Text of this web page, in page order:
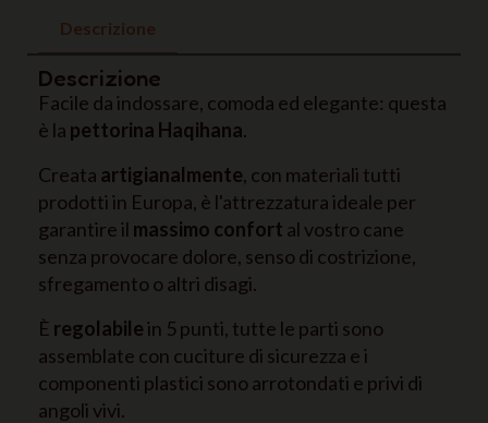
Descrizione
Descrizione
Facile da indossare, comoda ed elegante: questa
è la pettorina Haqihana.
Creata artigianalmente, con materiali tutti
prodotti in Europa, è l'attrezzatura ideale per
garantire il massimo confort al vostro cane
senza provocare dolore, senso di costrizione,
sfregamento o altri disagi.
È regolabile in 5 punti, tutte le parti sono
assemblate con cuciture di sicurezza e i
componenti plastici sono arrotondati e privi di
angoli vivi.